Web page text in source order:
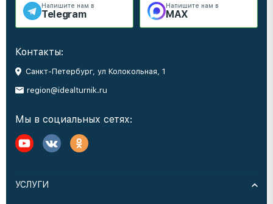
Напишите нам в
Telegram
Напишите нам в
MAX
Контакты:
Санкт-Петербург, ул Колокольная, 1
region@idealturnik.ru
Мы в социальных сетях:
УСЛУГИ